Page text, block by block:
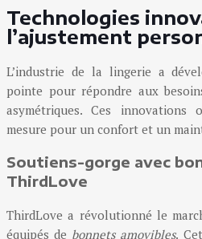
Technologies
l’ajustement
L’industrie de la lingerie a
pointe pour répondre aux
asymétriques. Ces
mesure pour un confort et un
Soutiens-gorge avec
ThirdLove
ThirdLove a révolutionné le
équipés de bonnets amovibles.